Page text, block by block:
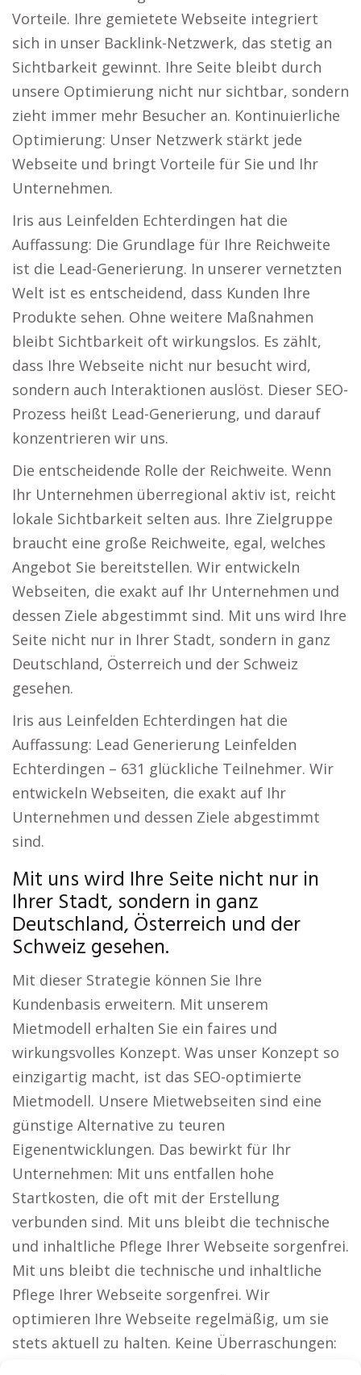
Vorteile. Ihre gemietete Webseite integriert
sich in unser Backlink-Netzwerk, das stetig an
Sichtbarkeit gewinnt. Ihre Seite bleibt durch
unsere Optimierung nicht nur sichtbar, sondern
zieht immer mehr Besucher an. Kontinuierliche
Optimierung: Unser Netzwerk stärkt jede
Webseite und bringt Vorteile für Sie und Ihr
Unternehmen.
Iris aus Leinfelden Echterdingen hat die
Auffassung: Die Grundlage für Ihre Reichweite
ist die Lead-Generierung. In unserer vernetzten
Welt ist es entscheidend, dass Kunden Ihre
Produkte sehen. Ohne weitere Maßnahmen
bleibt Sichtbarkeit oft wirkungslos. Es zählt,
dass Ihre Webseite nicht nur besucht wird,
sondern auch Interaktionen auslöst. Dieser SEO-
Prozess heißt Lead-Generierung, und darauf
konzentrieren wir uns.
Die entscheidende Rolle der Reichweite. Wenn
Ihr Unternehmen überregional aktiv ist, reicht
lokale Sichtbarkeit selten aus. Ihre Zielgruppe
braucht eine große Reichweite, egal, welches
Angebot Sie bereitstellen. Wir entwickeln
Webseiten, die exakt auf Ihr Unternehmen und
dessen Ziele abgestimmt sind. Mit uns wird Ihre
Seite nicht nur in Ihrer Stadt, sondern in ganz
Deutschland, Österreich und der Schweiz
gesehen.
Iris aus Leinfelden Echterdingen hat die
Auffassung: Lead Generierung Leinfelden
Echterdingen – 631 glückliche Teilnehmer. Wir
entwickeln Webseiten, die exakt auf Ihr
Unternehmen und dessen Ziele abgestimmt
sind.
Mit uns wird Ihre Seite nicht nur in
Ihrer Stadt, sondern in ganz
Deutschland, Österreich und der
Schweiz gesehen.
Mit dieser Strategie können Sie Ihre
Kundenbasis erweitern. Mit unserem
Mietmodell erhalten Sie ein faires und
wirkungsvolles Konzept. Was unser Konzept so
einzigartig macht, ist das SEO-optimierte
Mietmodell. Unsere Mietwebseiten sind eine
günstige Alternative zu teuren
Eigenentwicklungen. Das bewirkt für Ihr
Unternehmen: Mit uns entfallen hohe
Startkosten, die oft mit der Erstellung
verbunden sind. Mit uns bleibt die technische
und inhaltliche Pflege Ihrer Webseite sorgenfrei.
Mit uns bleibt die technische und inhaltliche
Pflege Ihrer Webseite sorgenfrei. Wir
optimieren Ihre Webseite regelmäßig, um sie
stets aktuell zu halten. Keine Überraschungen: